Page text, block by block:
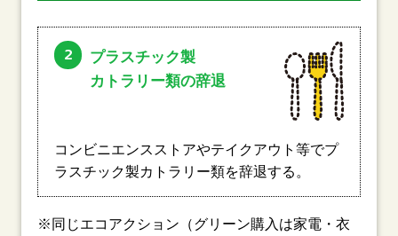
2
プラスチック製
カトラリー類の辞退
コンビニエンスストアやテイクアウト等でプ
ラスチック製カトラリー類を辞退する。
※同じエコアクション（グリーン購入は家電・衣